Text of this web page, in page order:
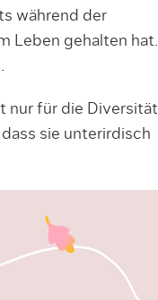
während der
Leben gehalten hat.
nur für die Diversität
sie unterirdisch